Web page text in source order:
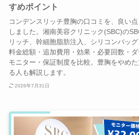
すめポイント
コンデンスリッチ豊胸の口コミを、良い
しました。湘南美容クリニック(SBC)の
リッチ、幹細胞脂肪注入、シリコンバッ
料金総額・追加費用・効果・必要回数・ダ
モニター・保証制度を比較。豊胸をやめ
る人も解説します。
2026年7月31日